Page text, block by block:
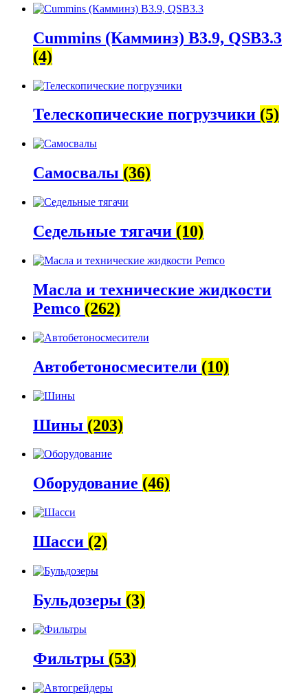
Cummins (Камминз) B3.9, QSB3.3
(4)
Телескопические погрузчики (5)
Самосвалы (36)
Седельные тягачи (10)
Масла и технические жидкости
Pemco (262)
Автобетоно­смесители (10)
Шины (203)
Оборудование (46)
Шасси (2)
Бульдозеры (3)
Фильтры (53)